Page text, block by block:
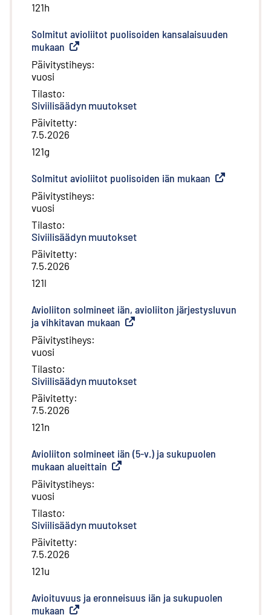
121h
Solmitut avioliitot puolisoiden kansalaisuuden
mukaan Ulkoinen linkki
Päivitystiheys:
vuosi
Tilasto:
Siviilisäädyn muutokset
Päivitetty:
7.5.2026
121g
Solmitut avioliitot puolisoiden iän mukaan Ulkoinen
Päivitystiheys:
vuosi
Tilasto:
Siviilisäädyn muutokset
Päivitetty:
7.5.2026
121l
Avioliiton solmineet iän, avioliiton järjestysluvun
ja vihkitavan mukaan Ulkoinen linkki
Päivitystiheys:
vuosi
Tilasto:
Siviilisäädyn muutokset
Päivitetty:
7.5.2026
121n
Avioliiton solmineet iän (5-v.) ja sukupuolen
mukaan alueittain Ulkoinen linkki
Päivitystiheys:
vuosi
Tilasto:
Siviilisäädyn muutokset
Päivitetty:
7.5.2026
121u
Avioituvuus ja eronneisuus iän ja sukupuolen
mukaan Ulkoinen linkki